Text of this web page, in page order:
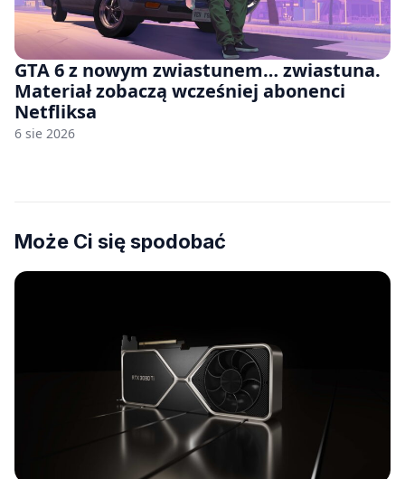
GTA 6 z nowym zwiastunem… zwiastuna.
Materiał zobaczą wcześniej abonenci
Netfliksa
6 sie 2026
Może Ci się spodobać